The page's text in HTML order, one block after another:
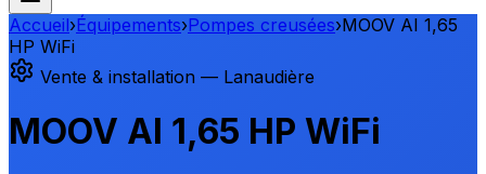
Accueil›Équipements›Pompes creusées›MOOV AI 1,65
HP WiFi
Vente & installation — Lanaudière
MOOV AI 1,65 HP WiFi